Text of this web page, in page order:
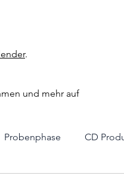
.
und mehr auf
Probenphase CD